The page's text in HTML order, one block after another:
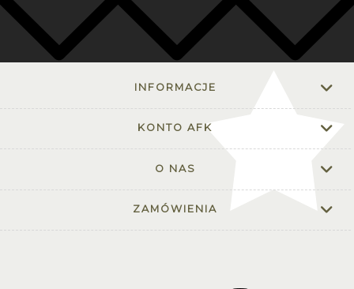
INFORMACJE
KONTO AFK
O NAS
ZAMÓWIENIA